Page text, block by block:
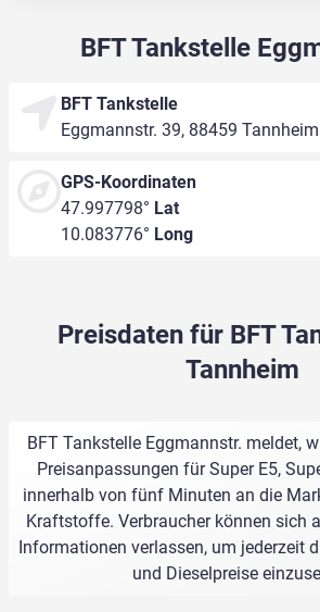
BFT Tankstelle
BFT Tankstelle
Eggmannstr. 39, 88459 Tannheim
GPS-Koordinaten
47.997798° Lat
10.083776° Long
Preisdaten für BFT
Tannheim
BFT Tankstelle Eggmannstr. meldet,
Preisanpassungen für Super E5,
innerhalb von fünf Minuten an die
Kraftstoffe. Verbraucher können sich
Informationen verlassen, um jederzeit
und Dieselpreise